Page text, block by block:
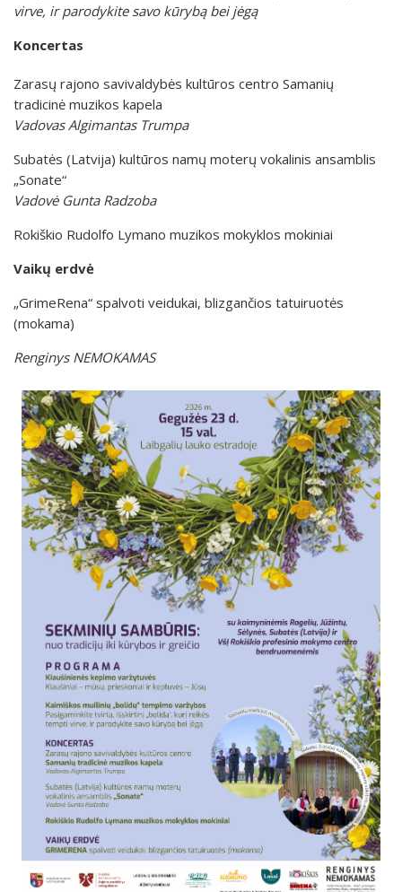
virve, ir parodykite savo kūrybą bei jėgą
Koncertas
Zarasų rajono savivaldybės kultūros centro Samanių
tradicinė muzikos kapela
Vadovas Algimantas Trumpa
Subatės (Latvija) kultūros namų moterų vokalinis ansamblis
„Sonate“
Vadovė Gunta Radzoba
Rokiškio Rudolfo Lymano muzikos mokyklos mokiniai
Vaikų erdvė
„GrimeRena“ spalvoti veidukai, blizgančios tatuiruotės
(mokama)
Renginys NEMOKAMAS